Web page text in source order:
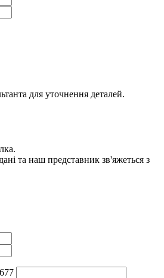
для уточнення деталей.
та наш представник зв'яжеться з
677